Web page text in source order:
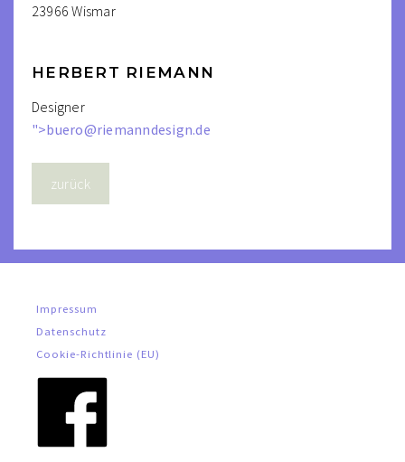
23966 Wismar
HERBERT RIEMANN
Designer
">buero@riemanndesign.de
Impressum
Datenschutz
Cookie-Richtlinie (EU)